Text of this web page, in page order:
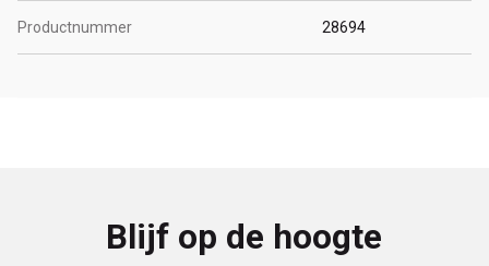
Productnummer 28694
Blijf op de hoogte